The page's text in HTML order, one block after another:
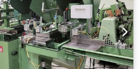
iekraušanai, neiepakojumā
kā apskatīts, bez garantijas un